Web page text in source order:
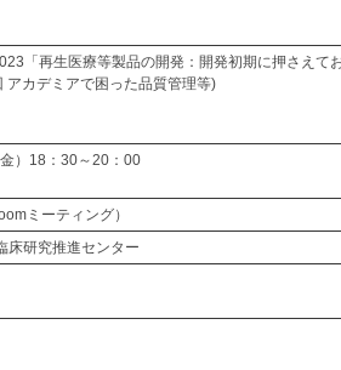
「再生医療等製品の開発：開発初期に押さえて
アカデミアで困った品質管理等)
）18：30～20：00
ミーティング）
床研究推進センター